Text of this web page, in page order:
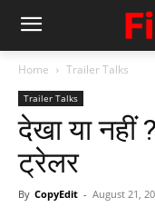
Home Trailer Talks
Trailer Talks
देखा या नहीं
ट्रेलर
By CopyEdit - August 21,